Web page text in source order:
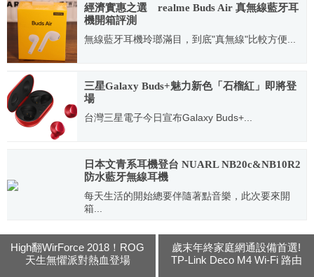
經濟實惠之選 realme Buds Air 真無線藍牙耳
機開箱評測
無線藍牙耳機玲瑯滿目，到底"真無線"比較方便...
三星Galaxy Buds+魅力新色「石榴紅」即將登
場
台灣三星電子今日宣布Galaxy Buds+...
日本文青系耳機登台 NUARL NB20c&NB10R2
防水藍牙無線耳機
每天生活的開始總要伴隨著點音樂，此次要來開
箱...
High翻WirForce 2018！ROG
天生無懼派對熱血登場
歲末年終家庭網通設備首選!
TP-Link Deco M4 Wi-Fi 路由